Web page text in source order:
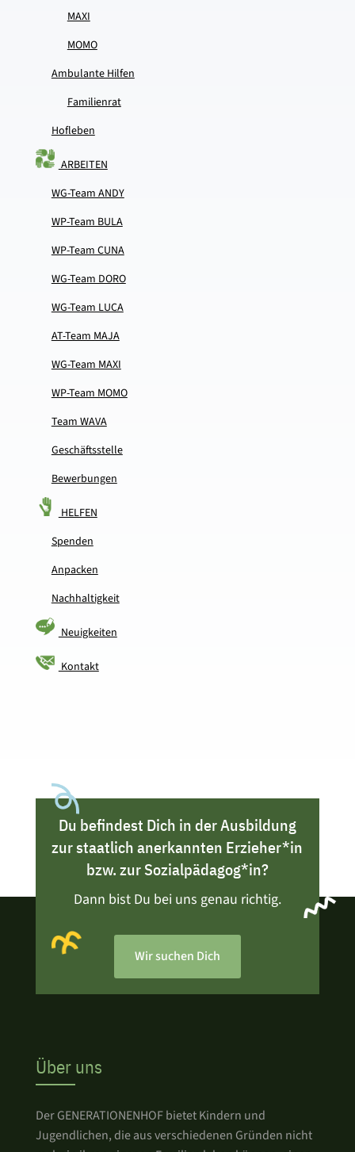
MAXI
MOMO
Ambulante Hilfen
Familienrat
Hofleben
ARBEITEN
WG-​Team ANDY
WP-​Team BULA
WP-​Team CUNA
WG-​Team DORO
WG-​Team LUCA
AT-​Team MAJA
WG-​Team MAXI
WP-​Team MOMO
Team WAVA
Geschäftsstelle
Bewerbungen
HELFEN
Spenden
Anpacken
Nachhaltigkeit
Neuigkeiten
Kontakt
Du befindest Dich in der Ausbildung
zur staatlich anerkannten Erzieher*in
bzw. zur Sozialpädagog*in?
Dann bist Du bei uns genau richtig.
Wir suchen Dich
Über uns
Der GENERATIONENHOF bietet Kindern und
Jugendlichen, die aus verschiedenen Gründen nicht